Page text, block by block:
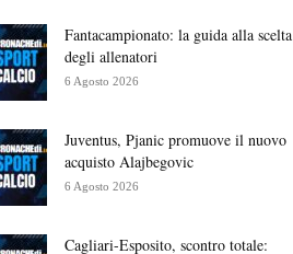
Fantacampionato: la guida alla scelta
degli allenatori
6 Agosto 2026
Juventus, Pjanic promuove il nuovo
acquisto Alajbegovic
6 Agosto 2026
Cagliari-Esposito, scontro totale: